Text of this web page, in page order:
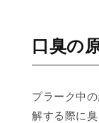
口臭の
プラーク中
解する際に